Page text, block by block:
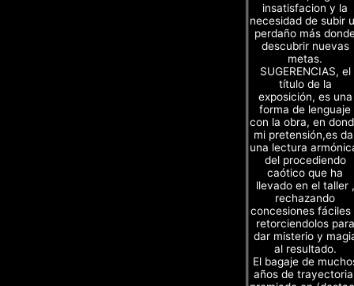
insatisfacion y la
necesidad de subir
perdaño más
descubrir nuevas
metas.
SUGERENCIAS, el
título de la
exposición, es una
forma de lenguaje
con la obra, en
mi pretensión,es
una lectura
del procediendo
caótico que ha
llevado en el taller ,
rechazando
concesiones fáciles
retorciendolos para
dar misterio y
al resultado.
El bagaje de
años de